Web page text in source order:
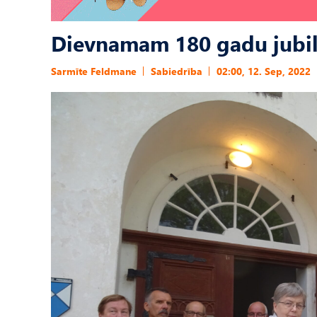
Dievnamam 180 gadu
Sarmīte Feldmane Sabiedrība 02:00, 12. Sep, 2022